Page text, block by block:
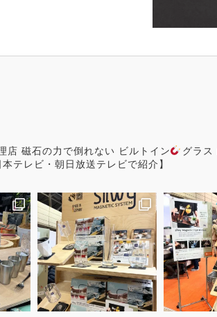
店 磁石の力で倒れない ビルトイン グラス
本テレビ・朝日放送テレビで紹介】